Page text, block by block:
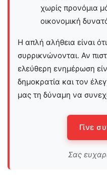
χωρίς προνόμια
οικονομική
Η απλή αλήθεια είναι
συρρικνώνονται. Αν
ελεύθερη ενημέρωση
δημοκρατία και τον
μας τη δύναμη να
Γίνε
Σας